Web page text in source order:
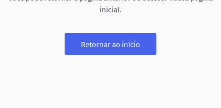
inicial.
Retornar ao início